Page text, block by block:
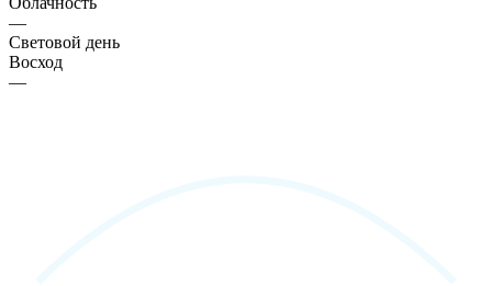
—
Световой день
Восход
—